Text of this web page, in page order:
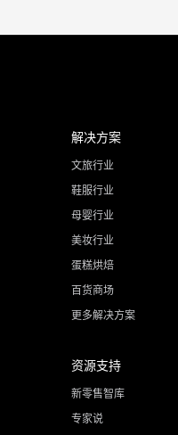
解决方案
文旅行业
鞋服行业
母婴行业
美妆行业
蛋糕烘焙
百货商场
更多解决方案
资源支持
新零售智库
专家说